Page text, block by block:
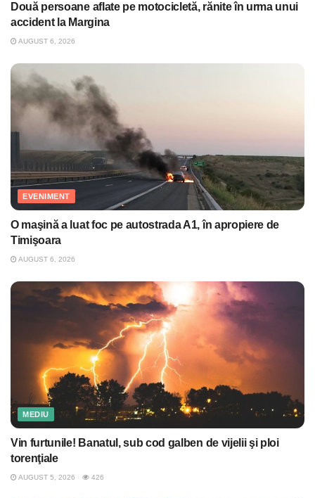
Două persoane aflate pe motocicletă, rănite în urma unui
accident la Margina
AUGUST 6, 2026
EVENIMENT
O maşină a luat foc pe autostrada A1, în apropiere de
Timişoara
AUGUST 6, 2026
MEDIU
Vin furtunile! Banatul, sub cod galben de vijelii şi ploi
torenţiale
AUGUST 5, 2026 426